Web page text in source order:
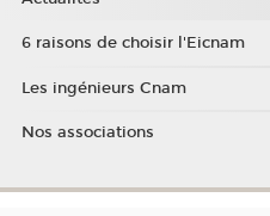
6 raisons de choisir l'Eicnam
Les ingénieurs Cnam
Nos associations